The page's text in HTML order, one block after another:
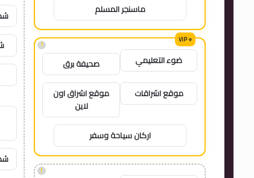
ماسنجر المسلم
!
ضوء التعليمي صحيفة برق
موقع اشراقات
موقع اشراق اون
لاين
اركان سياحة وسفر
!